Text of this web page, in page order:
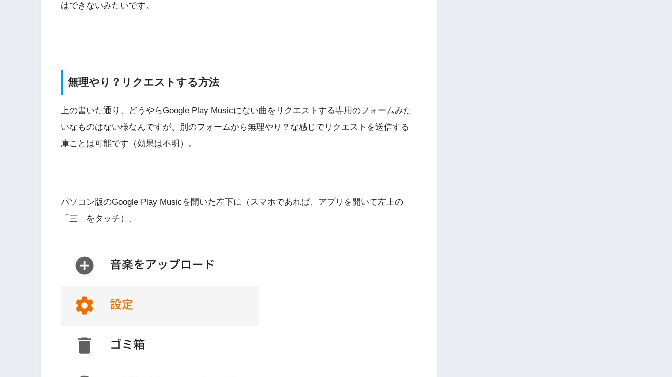
はできないみたいです。
無理やり？リクエストする方法
上の書いた通り、どうやらGoogle Play Musicにない曲をリクエストする専用のフォームみた
いなものはない様なんですが、別のフォームから無理やり？な感じでリクエストを送信する
庫ことは可能です（効果は不明）。
パソコン版のGoogle Play Musicを開いた左下に（スマホであれば、アプリを開いて左上の
「三」をタッチ）、